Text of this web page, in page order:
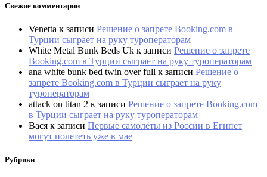
Свежие комментарии
Venetta к записи Решение о запрете Booking.com в
Турции сыграет на руку туроператорам
White Metal Bunk Beds Uk к записи Решение о запрете
Booking.com в Турции сыграет на руку туроператорам
ana white bunk bed twin over full к записи Решение о
запрете Booking.com в Турции сыграет на руку
туроператорам
attack on titan 2 к записи Решение о запрете Booking.com
в Турции сыграет на руку туроператорам
Вася к записи Первые самолёты из России в Египет
могут полететь уже в мае
Рубрики